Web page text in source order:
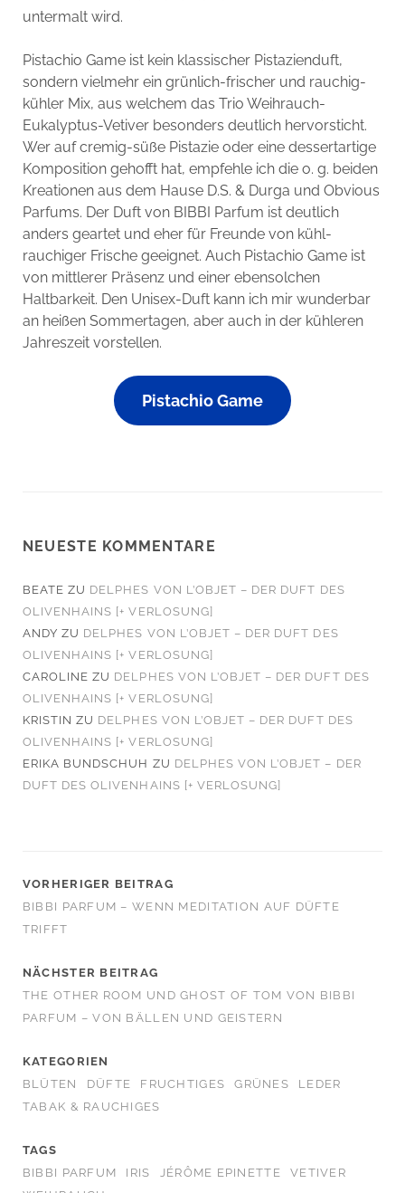
untermalt wird.
Pistachio Game ist kein klassischer Pistazienduft,
sondern vielmehr ein grünlich-frischer und rauchig-
kühler Mix, aus welchem das Trio Weihrauch-
Eukalyptus-Vetiver besonders deutlich hervorsticht.
Wer auf cremig-süße Pistazie oder eine dessertartige
Komposition gehofft hat, empfehle ich die o. g. beiden
Kreationen aus dem Hause D.S. & Durga und Obvious
Parfums. Der Duft von BIBBI Parfum ist deutlich
anders geartet und eher für Freunde von kühl-
rauchiger Frische geeignet. Auch Pistachio Game ist
von mittlerer Präsenz und einer ebensolchen
Haltbarkeit. Den Unisex-Duft kann ich mir wunderbar
an heißen Sommertagen, aber auch in der kühleren
Jahreszeit vorstellen.
Pistachio Game
NEUESTE KOMMENTARE
BEATE ZU DELPHES VON L’OBJET – DER DUFT DES
OLIVENHAINS [+ VERLOSUNG]
ANDY ZU DELPHES VON L’OBJET – DER DUFT DES
OLIVENHAINS [+ VERLOSUNG]
CAROLINE ZU DELPHES VON L’OBJET – DER DUFT DES
OLIVENHAINS [+ VERLOSUNG]
KRISTIN ZU DELPHES VON L’OBJET – DER DUFT DES
OLIVENHAINS [+ VERLOSUNG]
ERIKA BUNDSCHUH ZU DELPHES VON L’OBJET – DER
DUFT DES OLIVENHAINS [+ VERLOSUNG]
VORHERIGER BEITRAG
BIBBI PARFUM – WENN MEDITATION AUF DÜFTE
TRIFFT
NÄCHSTER BEITRAG
THE OTHER ROOM UND GHOST OF TOM VON BIBBI
PARFUM – VON BÄLLEN UND GEISTERN
KATEGORIEN
BLÜTEN
DÜFTE FRUCHTIGES GRÜNES
LEDER
TABAK & RAUCHIGES
TAGS
BIBBI PARFUM
IRIS JÉRÔME EPINETTE
VETIVER